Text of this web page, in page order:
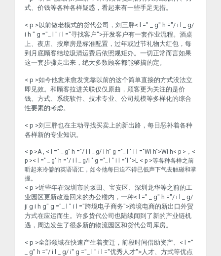
式、价钱等各种各样疑惑，看起来有一些手足无措。
< p >以前做老模式的货代公司，刘三胖< l =" _ g" h ="/ i l _ g/
i h " g ="_ l " i l ="寻找客户">开发客户有一套作业流程。酒桌
上、夜店、按摩房是标准配置，过年或过节礼物大红包，每
到月底顾客结垃圾清运费后依照规矩办。一切正常而言如果
这一套步骤走出来，绝大多数顾客都能够搞的定。
< p >如今他愈来愈发觉靠以前的这个简单直接的方式没法立
即见效。和顾客拉进关联仅仅原曲，顾客更为关注的是价
钱、方式、系统软件、技术专业、公司规模等多样化的综合
性要素的考虑。
< p >刘三胖也在主动寻找买卖上的新出路，每日恶补着各种
各样新的专业知识。
< p >A , < l =" _ g" h ="/ i l _ g/ i h" g ="_ l " i l ="Wi h">Wi h< p >，<
p >< l =" _ g" h ="/ i l _ g/l " g ="_ l " i l ="l ">L < p >等各种各样之前
听起来冷僻的英语语汇，如今他每日迫不得已低声下气去触碰和掌
握。
< p >近些年在深圳市的坂田、宝安区、深圳龙华等之前的工
业园区更新改造回来的办公楼内，一种< l =" _ g" h ="/ i l _ g/
ji g i h g" g ="_ l " i l ="跨境电子商务">跨境电商的新出口外贸
方式在应运而生。许多货代公司也陆续闻到了新的产业链机
遇，周边发生了很多新的物流园区和货代公司库房。
< p >全部领域在快速产生着变迁，前段时间借助资产、< l ="
_ g" h ="/ i l _ g/ i" g ="_ l " i l ="优秀人才">人才、方式等优点